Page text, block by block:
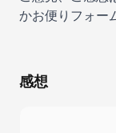
かお便りフォー
感想